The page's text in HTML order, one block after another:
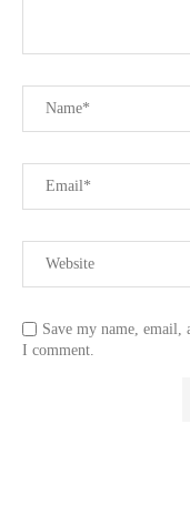
Save my name,
I comment.